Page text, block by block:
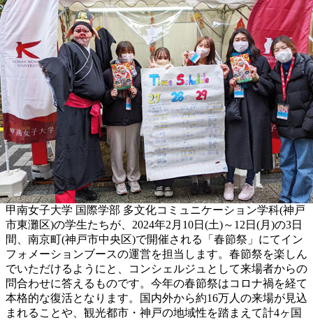
甲南女子大学 国際学部 多文化コミュニケーション学科(神戸
市東灘区)の学生たちが、2024年2月10日(土)～12日(月)の3日
間、南京町(神戸市中央区)で開催される「春節祭」にてイン
フォメーションブースの運営を担当します。春節祭を楽しん
でいただけるようにと、コンシェルジュとして来場者からの
問合わせに答えるものです。今年の春節祭はコロナ禍を経て
本格的な復活となります。国内外から約16万人の来場が見込
まれることや、観光都市・神戸の地域性を踏まえて計4ヶ国